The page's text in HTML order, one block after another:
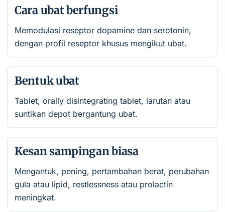
Cara ubat berfungsi
Memodulasi reseptor dopamine dan serotonin,
dengan profil reseptor khusus mengikut ubat.
Bentuk ubat
Tablet, orally disintegrating tablet, larutan atau
suntikan depot bergantung ubat.
Kesan sampingan biasa
Mengantuk, pening, pertambahan berat, perubahan
gula atau lipid, restlessness atau prolactin
meningkat.